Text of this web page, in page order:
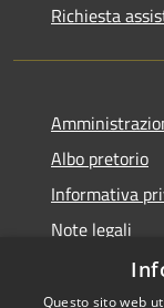
Richiesta
Albo pretorio
Informativa
Note legali
Dichiarazione
Questo sito web